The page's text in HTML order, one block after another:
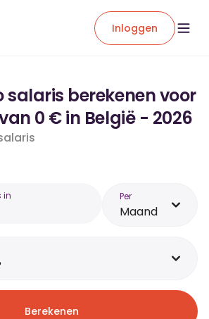
Inloggen
berekenen voor
0 € in België - 2026
in Per
Maand
Berekenen